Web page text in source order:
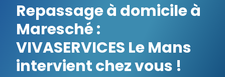
Repassage à domicile à
Maresché :
VIVASERVICES Le Mans
intervient chez vous !